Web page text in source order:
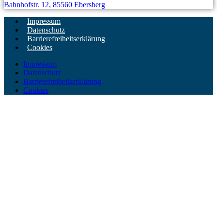
Bahnhofstr. 12, 85560 Ebersberg
Impressum
Datenschutz
Barrierefreiheitserklärung
Cookies
Impressum
Datenschutz
Barrierefreiheitserklärung
Cookies